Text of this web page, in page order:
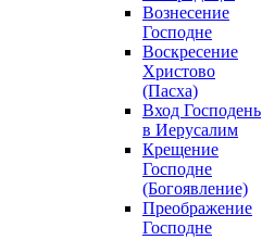
Вознесение
Господне
Воскресение
Христово
(Пасха)
Вход Господень
в Иерусалим
Крещение
Господне
(Богоявление)
Преображение
Господне